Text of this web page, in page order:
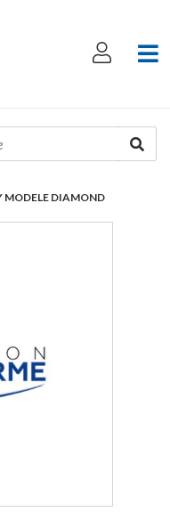
MODELE DIAMOND